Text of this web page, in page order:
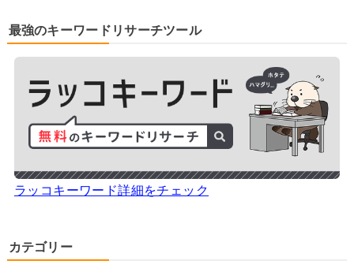
最強のキーワードリサーチツール
ラッコキーワード詳細をチェック
カテゴリー